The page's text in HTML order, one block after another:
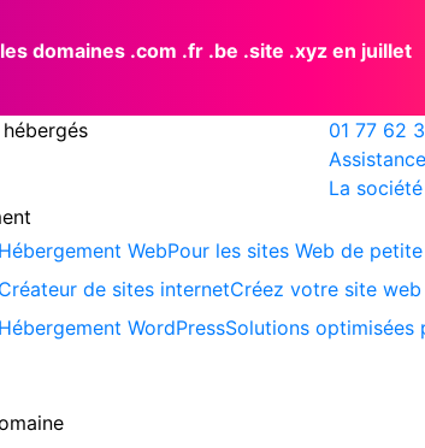
domaines .com .fr .be .site .xyz en juillet
01 77 62
Assistance
La société
Hébergement WebPour les sites Web de
Créateur de sites internetCréez votre site
Hébergement WordPressSolutions optimisées